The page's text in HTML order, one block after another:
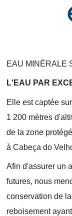
EAU MINÉRALE
L'EAU PAR
Elle est captée
1 200 mètres
de la zone
à Cabeça do
Afin d'assurer un
futures, nous
conservation de
reboisement